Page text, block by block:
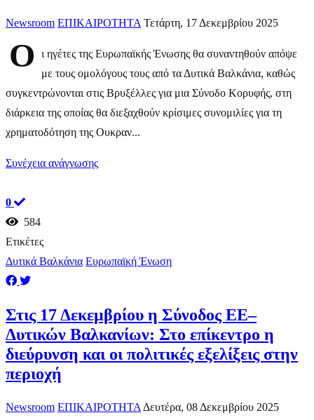
Newsroom ΕΠΙΚΑΙΡΟΤΗΤΑ Τετάρτη, 17 Δεκεμβρίου 2025
Ο
ι ηγέτες της Ευρωπαϊκής Ένωσης θα συναντηθούν απόψε
με τους ομολόγους τους από τα Δυτικά Βαλκάνια, καθώς
συγκεντρώνονται στις Βρυξέλλες για μια Σύνοδο Κορυφής, στη
διάρκεια της οποίας θα διεξαχθούν κρίσιμες συνομιλίες για τη
χρηματοδότηση της Ουκραν...
Συνέχεια ανάγνωσης
0
584
Ετικέτες
Δυτικά Βαλκάνια Ευρωπαϊκή Ένωση
Στις 17 Δεκεμβρίου η Σύνοδος ΕΕ–
Δυτικών Βαλκανίων: Στο επίκεντρο η
διεύρυνση και οι πολιτικές εξελίξεις στην
περιοχή
Newsroom ΕΠΙΚΑΙΡΟΤΗΤΑ Δευτέρα, 08 Δεκεμβρίου 2025